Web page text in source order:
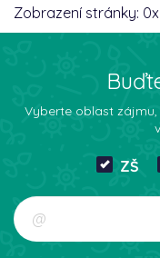
Zobrazení stránky: 0x
Vyberte oblast
ZŠ